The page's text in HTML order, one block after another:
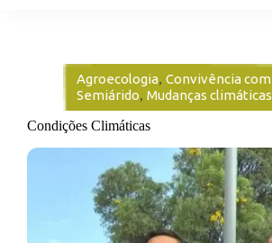
Agroecologia, Convivência com
Semiárido, Mudanças climáticas
Condições Climáticas